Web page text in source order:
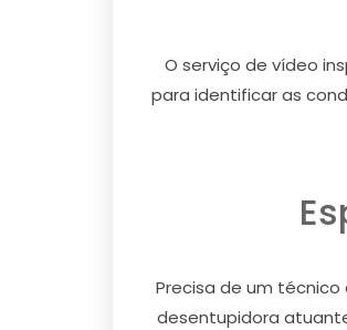
O serviço de vídeo
para identificar as
Precisa de um
desentupidora